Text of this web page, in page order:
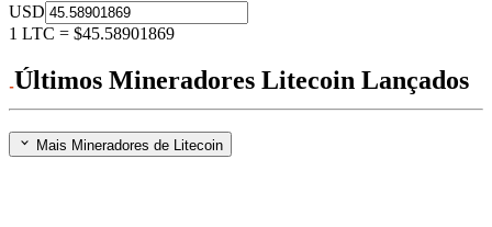
USD
1 LTC = $45.58901869
Últimos Mineradores Litecoin Lançados
Mais Mineradores de Litecoin